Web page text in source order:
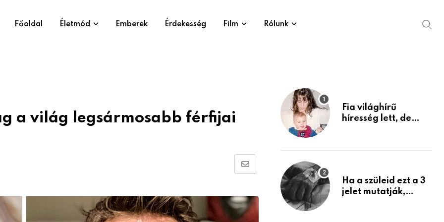
Főoldal Életmód Emberek Érdekesség Film Rólunk
a világ legsármosabb férfijai
Share
Email
Fia világhírű
híresség lett, de
mint azt el tudnád
Ha a szüleid ezt a 3
jelet mutatják,